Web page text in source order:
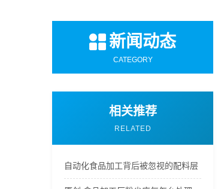
新闻动态
CATEGORY
相关推荐
RELATED
自动化食品加工背后被忽视的配料层